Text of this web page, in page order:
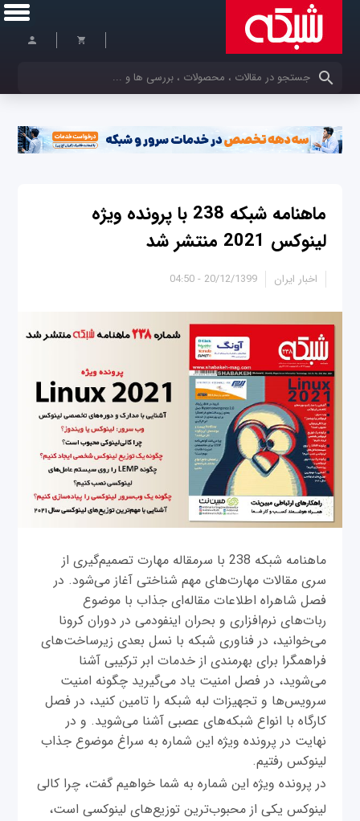
کلمات کلیدی خود را وارد کنید
ماهنامه شبکه 238 با پرونده ویژه
لینوکس 2021 منتشر شد
20/12/1399 - 04:50 اخبار ایران
ماهنامه شبکه 238 با سرمقاله مهارت تصمیم‌گیری از
سری مقالات مهارت‌های مهم شناختی آغاز می‌شود. در
فصل شاهراه اطلاعات مقاله‌ای جذاب با موضوع
ربات‌های نرم‌افزاری و بحران اینفودمی در دوران کرونا
می‌خوانید، در فناوری شبکه با نسل بعدی زیرساخت‌های
فراهمگرا برای بهرمندی از خدمات ابر ترکیبی آشنا
می‌شوید، در فصل امنیت یاد می‌گیرید چگونه امنیت
سرویس‌ها و تجهیزات لبه شبکه را تامین کنید، در فصل
کارگاه با انواع شبکه‌های عصبی آشنا می‌شوید. و در
نهایت در پرونده ویژه این شماره به سراغ موضوع جذاب
لینوکس رفتیم.
در پرونده ویژه این شماره به شما خواهیم گفت، چرا کالی
لینوکس یکی از محبوب‌ترین توزیع‌های لینوکسی است،